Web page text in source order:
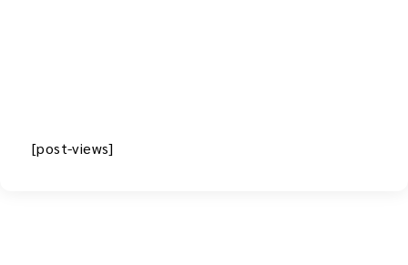
[post-views]